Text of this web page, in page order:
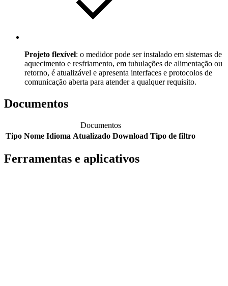
Projeto flexível: o medidor pode ser instalado em sistemas de
aquecimento e resfriamento, em tubulações de alimentação ou
retorno, é atualizável e apresenta interfaces e protocolos de
comunicação aberta para atender a qualquer requisito.
Documentos
Documentos
Tipo Nome Idioma Atualizado Download Tipo de filtro
Ferramentas e aplicativos